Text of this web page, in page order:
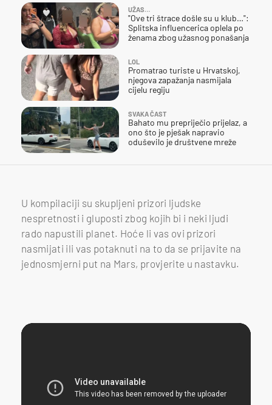
UŽAS…
"Ove tri štrace došle su u klub…":
Splitska influencerica oplela po
ženama zbog užasnog ponašanja
LOL
Promatrao turiste u Hrvatskoj,
njegova zapažanja nasmijala
cijelu regiju
SVAKA ČAST
Bahato mu prepriječio prijelaz, a
ono što je pješak napravio
oduševilo je društvene mreže
U kompilaciji su skupljeni prizori ljudske
nespretnosti i gluposti zbog kojih bi i neki ljudi
rado napustili planet. Hoće li vas ovi prizori
nasmijati ili vas potaknuti na to da se prijavite na
jednosmjerni put na Mars, provjerite u nastavku.